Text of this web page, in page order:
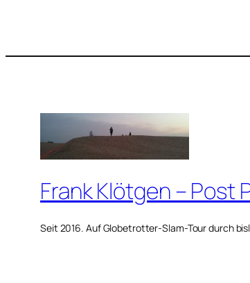
Frank Klötgen – Post
Seit 2016. Auf Globetrotter-Slam-Tour durch